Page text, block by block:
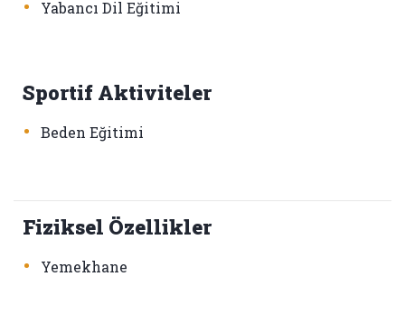
• Yabancı Dil Eğitimi
Sportif Aktiviteler
• Beden Eğitimi
Fiziksel Özellikler
• Yemekhane